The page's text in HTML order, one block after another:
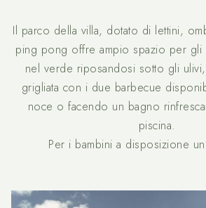
Il parco della villa, dotato di lettini,
ping pong offre ampio spazio per gli
nel verde riposandosi sotto gli
grigliata con i due barbecue
noce o facendo un bagno
piscina.
Per i bambini a disposizione